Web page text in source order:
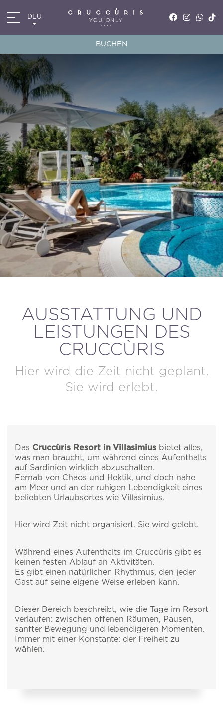
DEU
ITA
ENG
DEU
BUCHEN
Anreise*
06AUG2026
Abreise
07AUG2026
Zimmer
Promocode
AUSSTATTUNG UND
LEISTUNGEN DES
CRUCCÙRIS
Hier wird die Zeit nicht geplant.
Sie wird erlebt.
Das Cruccùris Resort in Villasimius bietet alles,
was man braucht, um während eines Aufenthalts
auf Sardinien wirklich abzuschalten.
Fernab von Chaos und Hektik, und doch nahe
am Meer und an der ruhigen Lebendigkeit eines
beliebten Urlaubsortes wie Villasimius.
Hier wird Zeit nicht organisiert. Sie wird gelebt.
Während eines Aufenthalts im Cruccùris gibt es
keinen festen Ablauf an Aktivitäten.
Es gibt einen natürlichen Rhythmus, den jeder
Gast auf seine eigene Weise erleben kann.
Dieser Bereich beschreibt, wie die Tage im Resort
verlaufen: zwischen offenen Räumen, Pausen,
sanfter Bewegung und lebendigeren Momenten.
Immer mit einer Konstante: der Freiheit zu
wählen.